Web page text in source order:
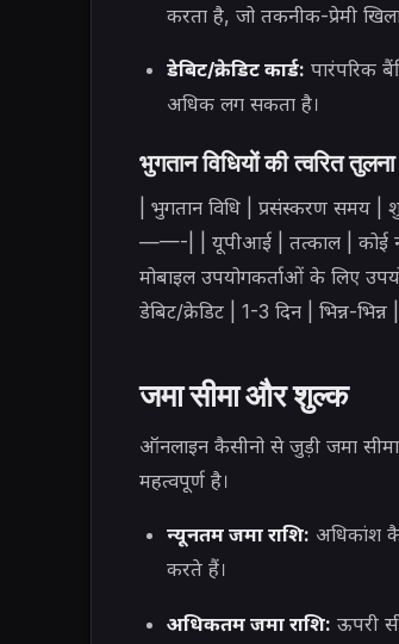
करता है, जो तकनीक-प्रेमी
डेबिट/क्रेडिट कार्ड: पारंपरिक
अधिक लग सकता है।
भुगतान विधियों की त्वरित तुलना
| भुगतान विधि | प्रसंस्करण
——-| | यूपीआई | तत्काल | कोई
मोबाइल उपयोगकर्ताओं के लिए
डेबिट/क्रेडिट | 1-3 दिन | भिन्न-
जमा सीमा और शुल्क
ऑनलाइन कैसीनो से जुड़ी जमा
महत्वपूर्ण है।
न्यूनतम जमा राशि: अधिकांश
करते हैं।
अधिकतम जमा राशि: ऊपरी